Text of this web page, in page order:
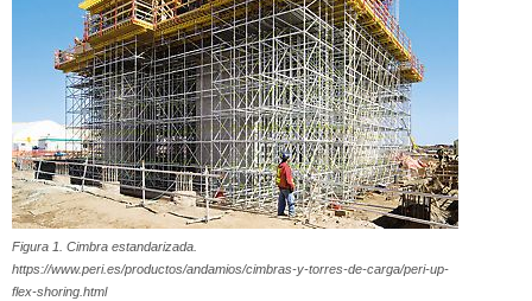
Figura 1. Cimbra estandarizada.
https://www.peri.es/productos/andamios/cimbras-y-torres-de-carga/peri-up-
flex-shoring.html